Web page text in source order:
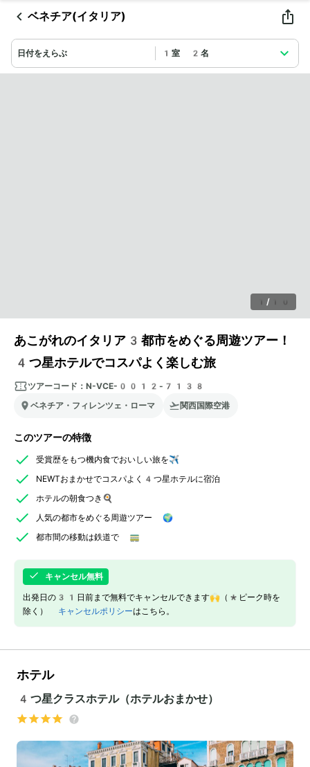
ベネチア(イタリア)
日付をえらぶ 1室 2名
1 / 10
あこがれのイタリア3都市をめぐる周遊ツアー！
4つ星ホテルでコスパよく楽しむ旅
ツアーコード： N-VCE-0012-7138
ベネチア・フィレンツェ・ローマ
関西国際空港
このツアーの特徴
受賞歴をもつ機内食でおいしい旅を✈
NEWTおまかせでコスパよく4つ星ホテルに宿泊
ホテルの朝食つき🍳
人気の都市をめぐる周遊ツアー 🌍
都市間の移動は鉄道で 🚃
キャンセル無料
出発日の31日前まで無料でキャンセルできます🙌（*ピーク時を
除く） キャンセルポリシーはこちら。
ホテル
4つ星クラスホテル（ホテルおまかせ）